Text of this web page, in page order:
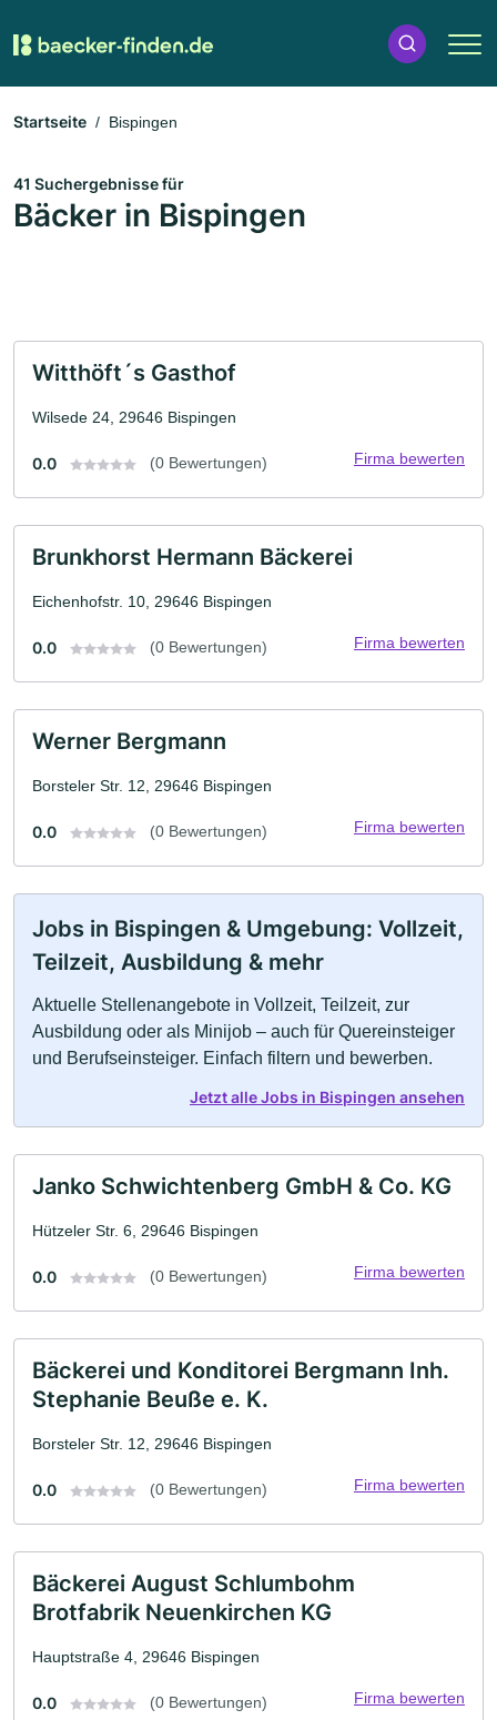
Startseite Bispingen
41 Suchergebnisse für
Bäcker in Bispingen
Witthöft´s Gasthof
Wilsede 24, 29646 Bispingen
0.0 (0 Bewertungen) Firma bewerten
Brunkhorst Hermann Bäckerei
Eichenhofstr. 10, 29646 Bispingen
0.0 (0 Bewertungen) Firma bewerten
Werner Bergmann
Borsteler Str. 12, 29646 Bispingen
0.0 (0 Bewertungen) Firma bewerten
Jobs in Bispingen & Umgebung: Vollzeit,
Teilzeit, Ausbildung & mehr
Aktuelle Stellenangebote in Vollzeit, Teilzeit, zur
Ausbildung oder als Minijob – auch für Quereinsteiger
und Berufseinsteiger. Einfach filtern und bewerben.
Jetzt alle Jobs in Bispingen ansehen
Janko Schwichtenberg GmbH & Co. KG
Hützeler Str. 6, 29646 Bispingen
0.0 (0 Bewertungen) Firma bewerten
Bäckerei und Konditorei Bergmann Inh.
Stephanie Beuße e. K.
Borsteler Str. 12, 29646 Bispingen
0.0 (0 Bewertungen) Firma bewerten
Bäckerei August Schlumbohm
Brotfabrik Neuenkirchen KG
Hauptstraße 4, 29646 Bispingen
0.0 (0 Bewertungen) Firma bewerten